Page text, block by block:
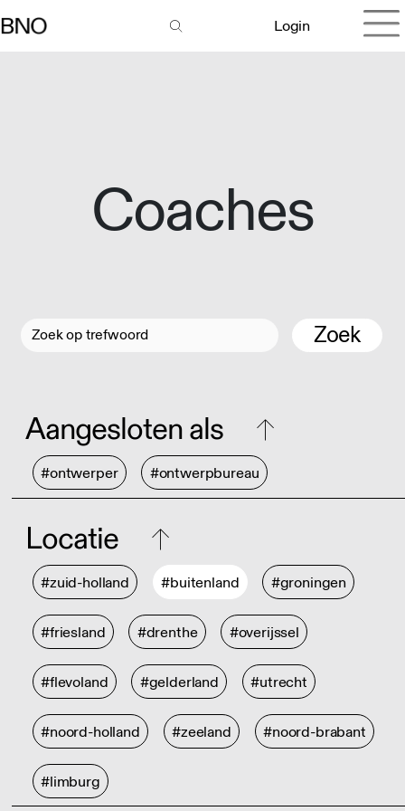
Login
Coaches
Zoek
Aangesloten als
#ontwerper #ontwerpbureau
Locatie
#zuid-holland #buitenland #groningen
#friesland #drenthe #overijssel
#flevoland #gelderland #utrecht
#noord-holland #zeeland #noord-brabant
#limburg